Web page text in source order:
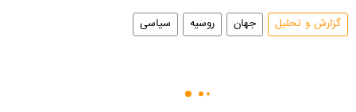
گزارش و تحلیل جهان روسیه سیاسی